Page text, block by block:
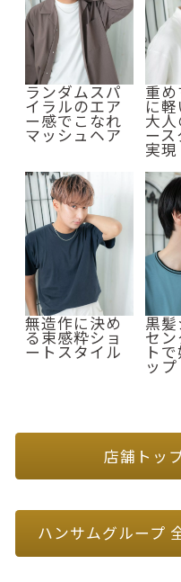
ランダムスパ
イラルのエア
ー感でこなれ
マッシュヘア
重
に
大人
ース
実現
無造作に決め
る束感粋ショ
ートスタイル
黒
セ
ト
ップ
店舗トッ
ハンサムグループ